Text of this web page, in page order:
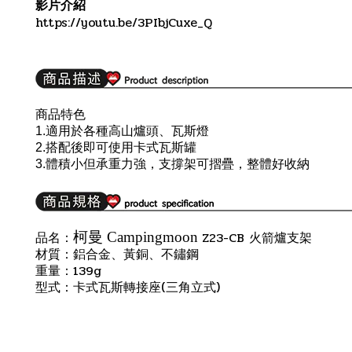
影片介紹
https://youtu.be/3PIbjCuxe_Q
商品特色
1.適用於各種高山爐頭、瓦斯燈
2.搭配後即可使用卡式瓦斯罐
3.體積小但承重力強，支撐架可摺疊，整體好收納
品名： 柯曼 Campingmoon Z23-CB 火箭爐支架
材質：鋁合金、黃銅、不鏽鋼
重量： 139g
型式：卡式瓦斯轉接座(三角立式)